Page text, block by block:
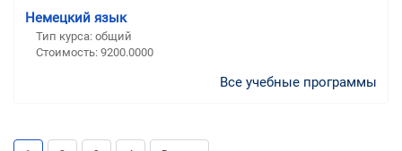
Немецкий язык
Тип курса: общий
Стоимость: 9200.0000
Все учебные программы